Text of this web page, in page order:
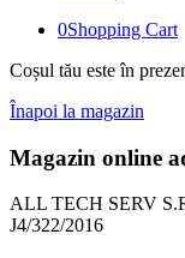
0Shopping Cart
Coșul tău este în
Înapoi la magazin
Magazin online
ALL TECH SERV
J4/322/2016